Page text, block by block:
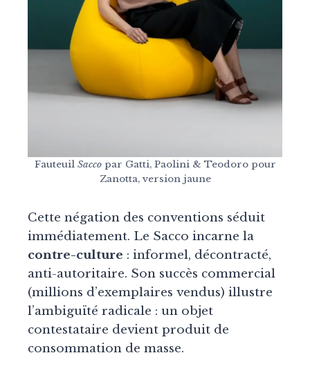
Fauteuil Saccopar Gatti, Paolini & Teodoro pour
Zanotta, version jaune
Cette négation des conventions séduit
immédiatement. Le Sacco incarne la
contre-culture : informel, décontracté,
anti-autoritaire. Son succès commercial
(millions d’exemplaires vendus) illustre
l’ambiguïté radicale : un objet
contestataire devient produit de
consommation de masse.